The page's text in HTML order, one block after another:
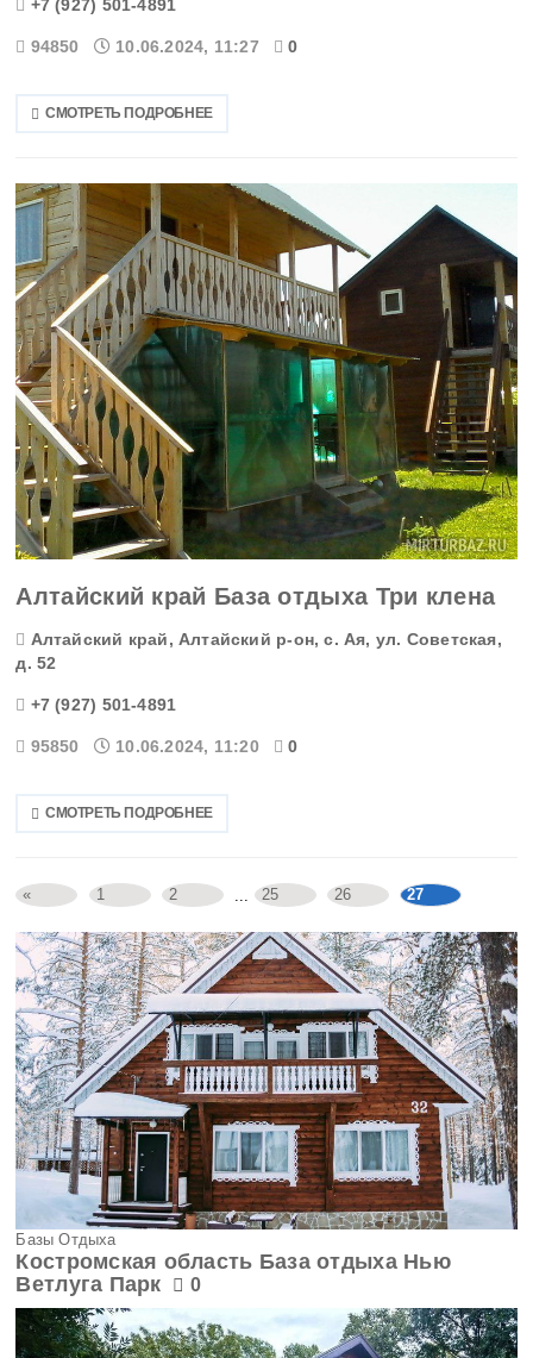
Башкортостанa
Бурятия
Владимирская область
Волгоградская область
Вологодская область
Воронежская область
Дагестан
Еврейская АО
Забайкальский край
Ивановская область
Кабардино-Балкария
Калининградская область
Калмыкия
Калужская область
Камчатский край
Карачаево-Черкесия
Карелия
Кемеровская область
Кировская область
+7 (927) 501-4891
94850 10.06.2024, 11:27 0
СМОТРЕТЬ ПОДРОБНЕЕ
Алтайский край База отдыха Три клена
Алтайский край, Алтайский р-он, с. Ая, ул. Советская,
д. 52
+7 (927) 501-4891
95850 10.06.2024, 11:20 0
СМОТРЕТЬ ПОДРОБНЕЕ
« 1 2 25 26 27
Базы Отдыха
Костромская область База отдыха Нью
Ветлуга Парк
0